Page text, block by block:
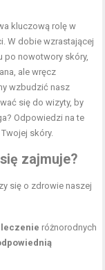
kluczową rolę w
W dobie wzrastającej
po nowotwory skóry,
ale wręcz
wzbudzić nasz
się do wizyty, by
Odpowiedzi na te
skóry.
zajmuje?
się o zdrowie naszej
różnorodnych